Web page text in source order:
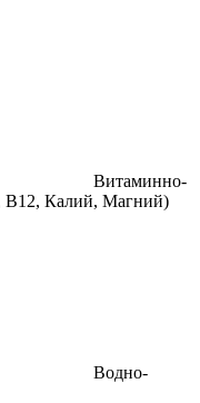
Витаминно-
В12, Калий, Магний)
Водно-